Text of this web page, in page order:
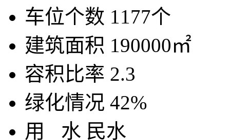
车位个数 1177个
建筑面积 190000㎡
容积比率 2.3
绿化情况 42%
用 水 民水